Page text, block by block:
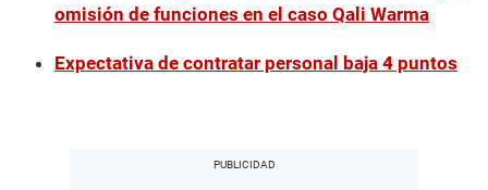
omisión de funciones en el caso Qali Warma
Expectativa de contratar personal baja 4 puntos